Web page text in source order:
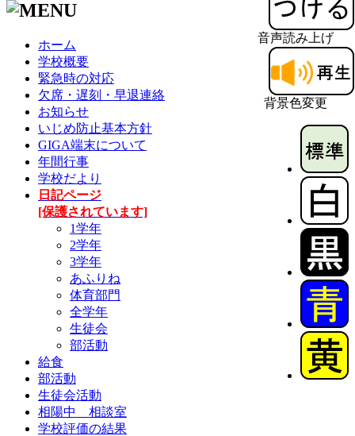
音声読み上げ
背景色変更
ホーム
学校概要
緊急時の対応
欠席・遅刻・早退連絡
お知らせ
いじめ防止基本方針
GIGA端末について
年間行事
学校だより
日記ページ
[保護されています]
1学年
2学年
3学年
あふりね
体育部門
全学年
生徒会
部活動
給食
部活動
生徒会活動
相陽中 相談室
学校評価の結果